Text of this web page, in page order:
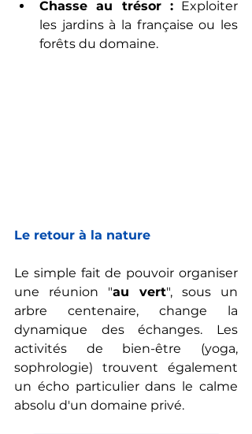
Chasse au trésor : Exploiter
les jardins à la française ou les
forêts du domaine.
Le retour à la nature
Le simple fait de pouvoir organiser
une réunion "au vert", sous un
arbre centenaire, change la
dynamique des échanges. Les
activités de bien-être (yoga,
sophrologie) trouvent également
un écho particulier dans le calme
absolu d'un domaine privé.